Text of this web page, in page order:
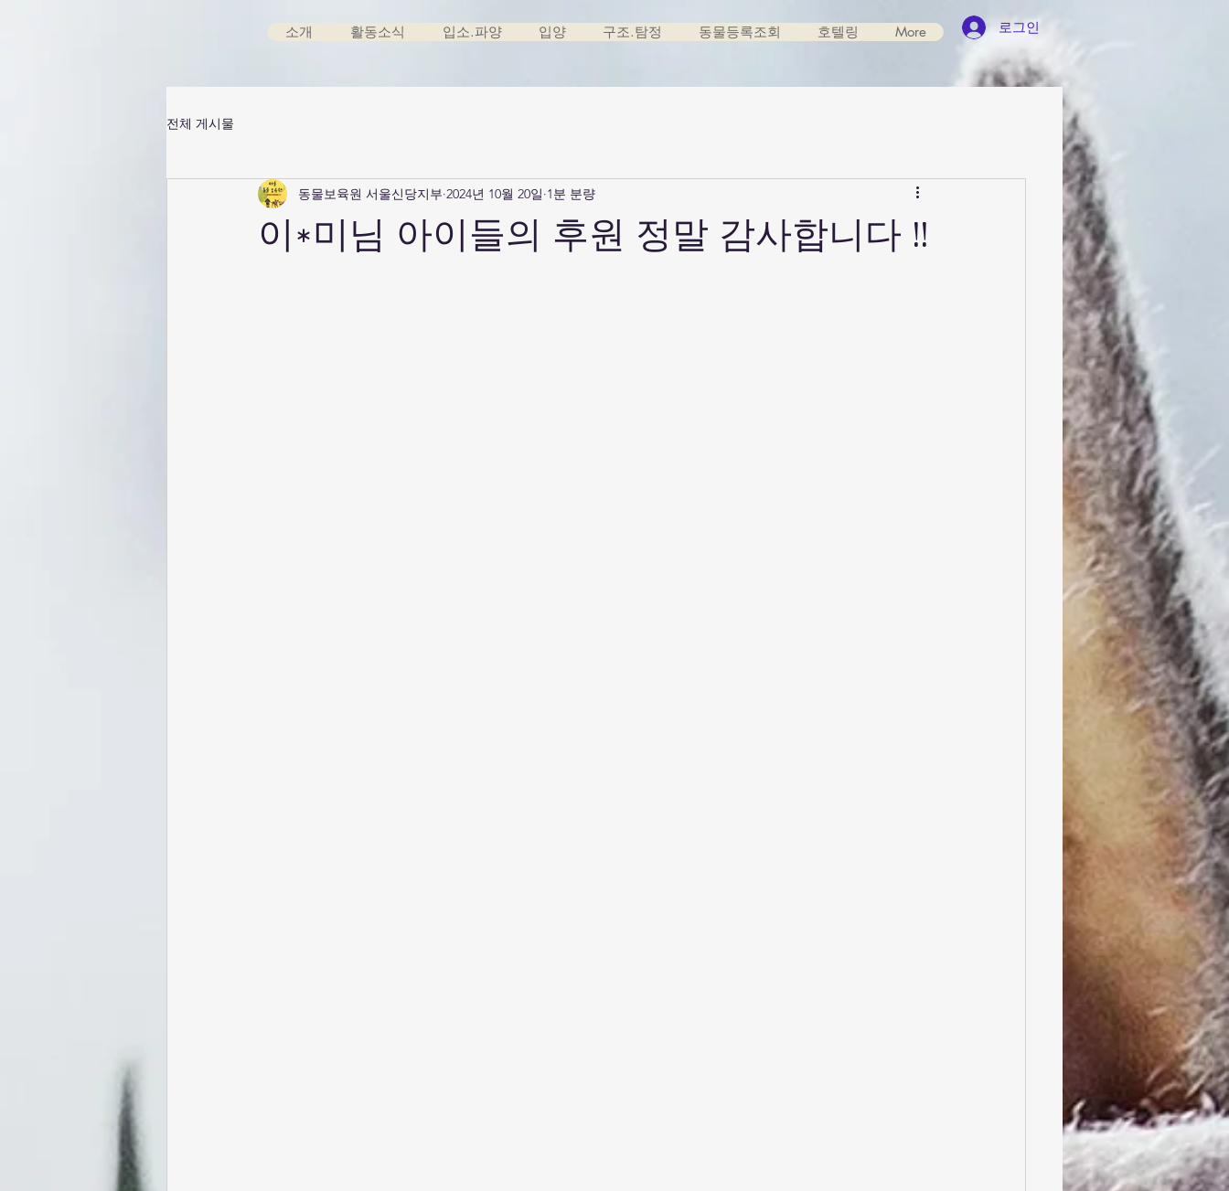
소개 활동소식 입소.파양 입양 구조.탐정 동물등록조회 호텔링 More 로그인
전체 게시물
이*미님 아이들의 후원 정말 감사합니다 !!
동물보육원 서울신당지부 2024년 10월 20일 1분 분량